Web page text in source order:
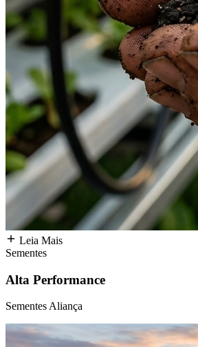
Leia Mais
Sementes
Alta Performance
Sementes Aliança